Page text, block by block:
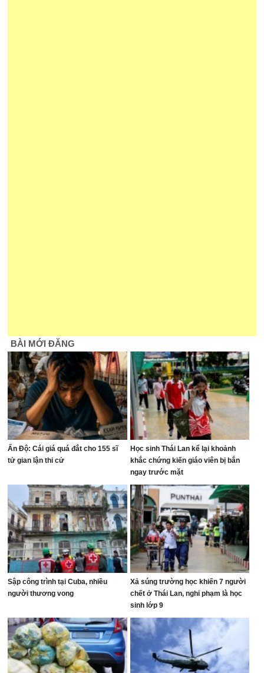
BÀI MỚI ĐĂNG
Ấn Độ: Cái giá quá đắt cho 155 sĩ
tử gian lận thi cử
Học sinh Thái Lan kể lại khoảnh
khắc chứng kiến giáo viên bị bắn
ngay trước mặt
Sập công trình tại Cuba, nhiều
người thương vong
Xả súng trường học khiến 7 người
chết ở Thái Lan, nghi phạm là học
sinh lớp 9